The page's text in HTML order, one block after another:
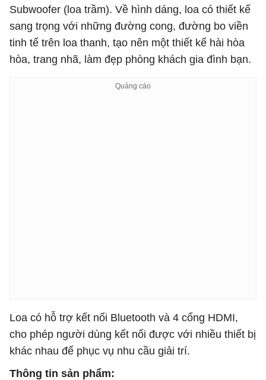
Subwoofer (loa trầm). Về hình dáng, loa có thiết kế
sang trọng với những đường cong, đường bo viền
tinh tế trên loa thanh, tạo nên một thiết kế hài hòa
hòa, trang nhã, làm đẹp phòng khách gia đình bạn.
Loa có hỗ trợ kết nối Bluetooth và 4 cổng HDMI,
cho phép người dùng kết nối được với nhiều thiết bị
khác nhau để phục vụ nhu cầu giải trí.
Thông tin sản phẩm: